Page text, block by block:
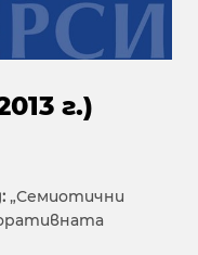
г.)
„Семиотични